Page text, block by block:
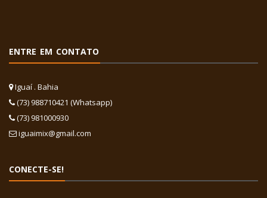
ENTRE EM CONTATO
Iguaí . Bahia
(73) 988710421 (Whatsapp)
(73) 981000930
iguaimix@gmail.com
CONECTE-SE!